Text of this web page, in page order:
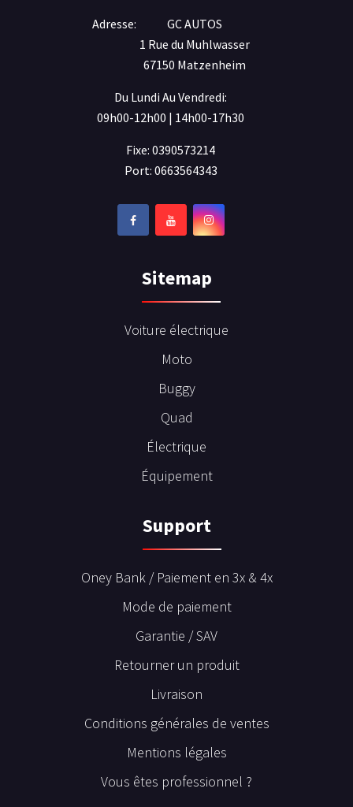
Adresse:
GC AUTOS
1 Rue du Muhlwasser
67150 Matzenheim
Du Lundi Au Vendredi:
09h00-12h00 | 14h00-17h30
Fixe: 0390573214
Port: 0663564343
Sitemap
Voiture électrique
Moto
Buggy
Quad
Électrique
Équipement
Support
Oney Bank / Paiement en 3x & 4x
Mode de paiement
Garantie / SAV
Retourner un produit
Livraison
Conditions générales de ventes
Mentions légales
Vous êtes professionnel ?